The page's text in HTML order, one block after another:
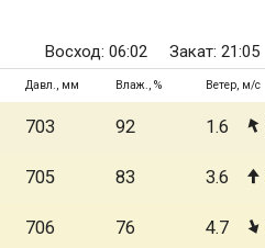
Восход: 06:02 Закат: 21:05
Давл., мм Влаж., % Ветер, м/с
703 92 1.6
705 83 3.6
706 76 4.7